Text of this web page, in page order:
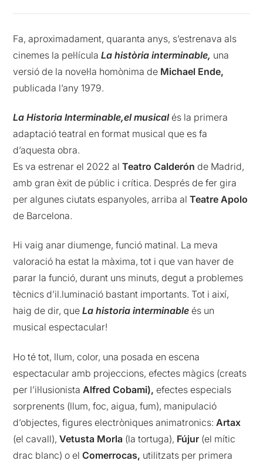
Fa, aproximadament, quaranta anys, s’estrenava als
cinemes la pel·lículaLa història interminable, una
versió de la novel·la homònima de Michael Ende,
publicada l’any 1979.
LaHistoriaInterminable,el musicalés la primera
adaptació teatral en format musical que es fa
d’aquesta obra.
Es va estrenar el 2022 alTeatro Calderón de Madrid,
amb gran èxit de públic i crítica. Després de fer gira
per algunes ciutats espanyoles, arriba alTeatre Apolo
de Barcelona.
Hi vaig anar diumenge, funció matinal. La meva
valoració ha estat la màxima, tot i que van haver de
parar la funció, durant uns minuts, degut a problemes
tècnics d’il.luminació bastant importants. Tot i així,
haig de dir, queLa historia interminable és un
musical espectacular!
Ho té tot, llum, color, una posada en escena
espectacular amb projeccions, efectes màgics (creats
per l’il·lusionistaAlfred Cobami), efectes especials
sorprenents (llum, foc, aigua, fum), manipulació
d’objectes, figures electròniques animatronics:Artax
(el cavall),Vetusta Morla (la tortuga), Fújur (el mític
drac blanc) o elComerrocas, utilitzats per primera